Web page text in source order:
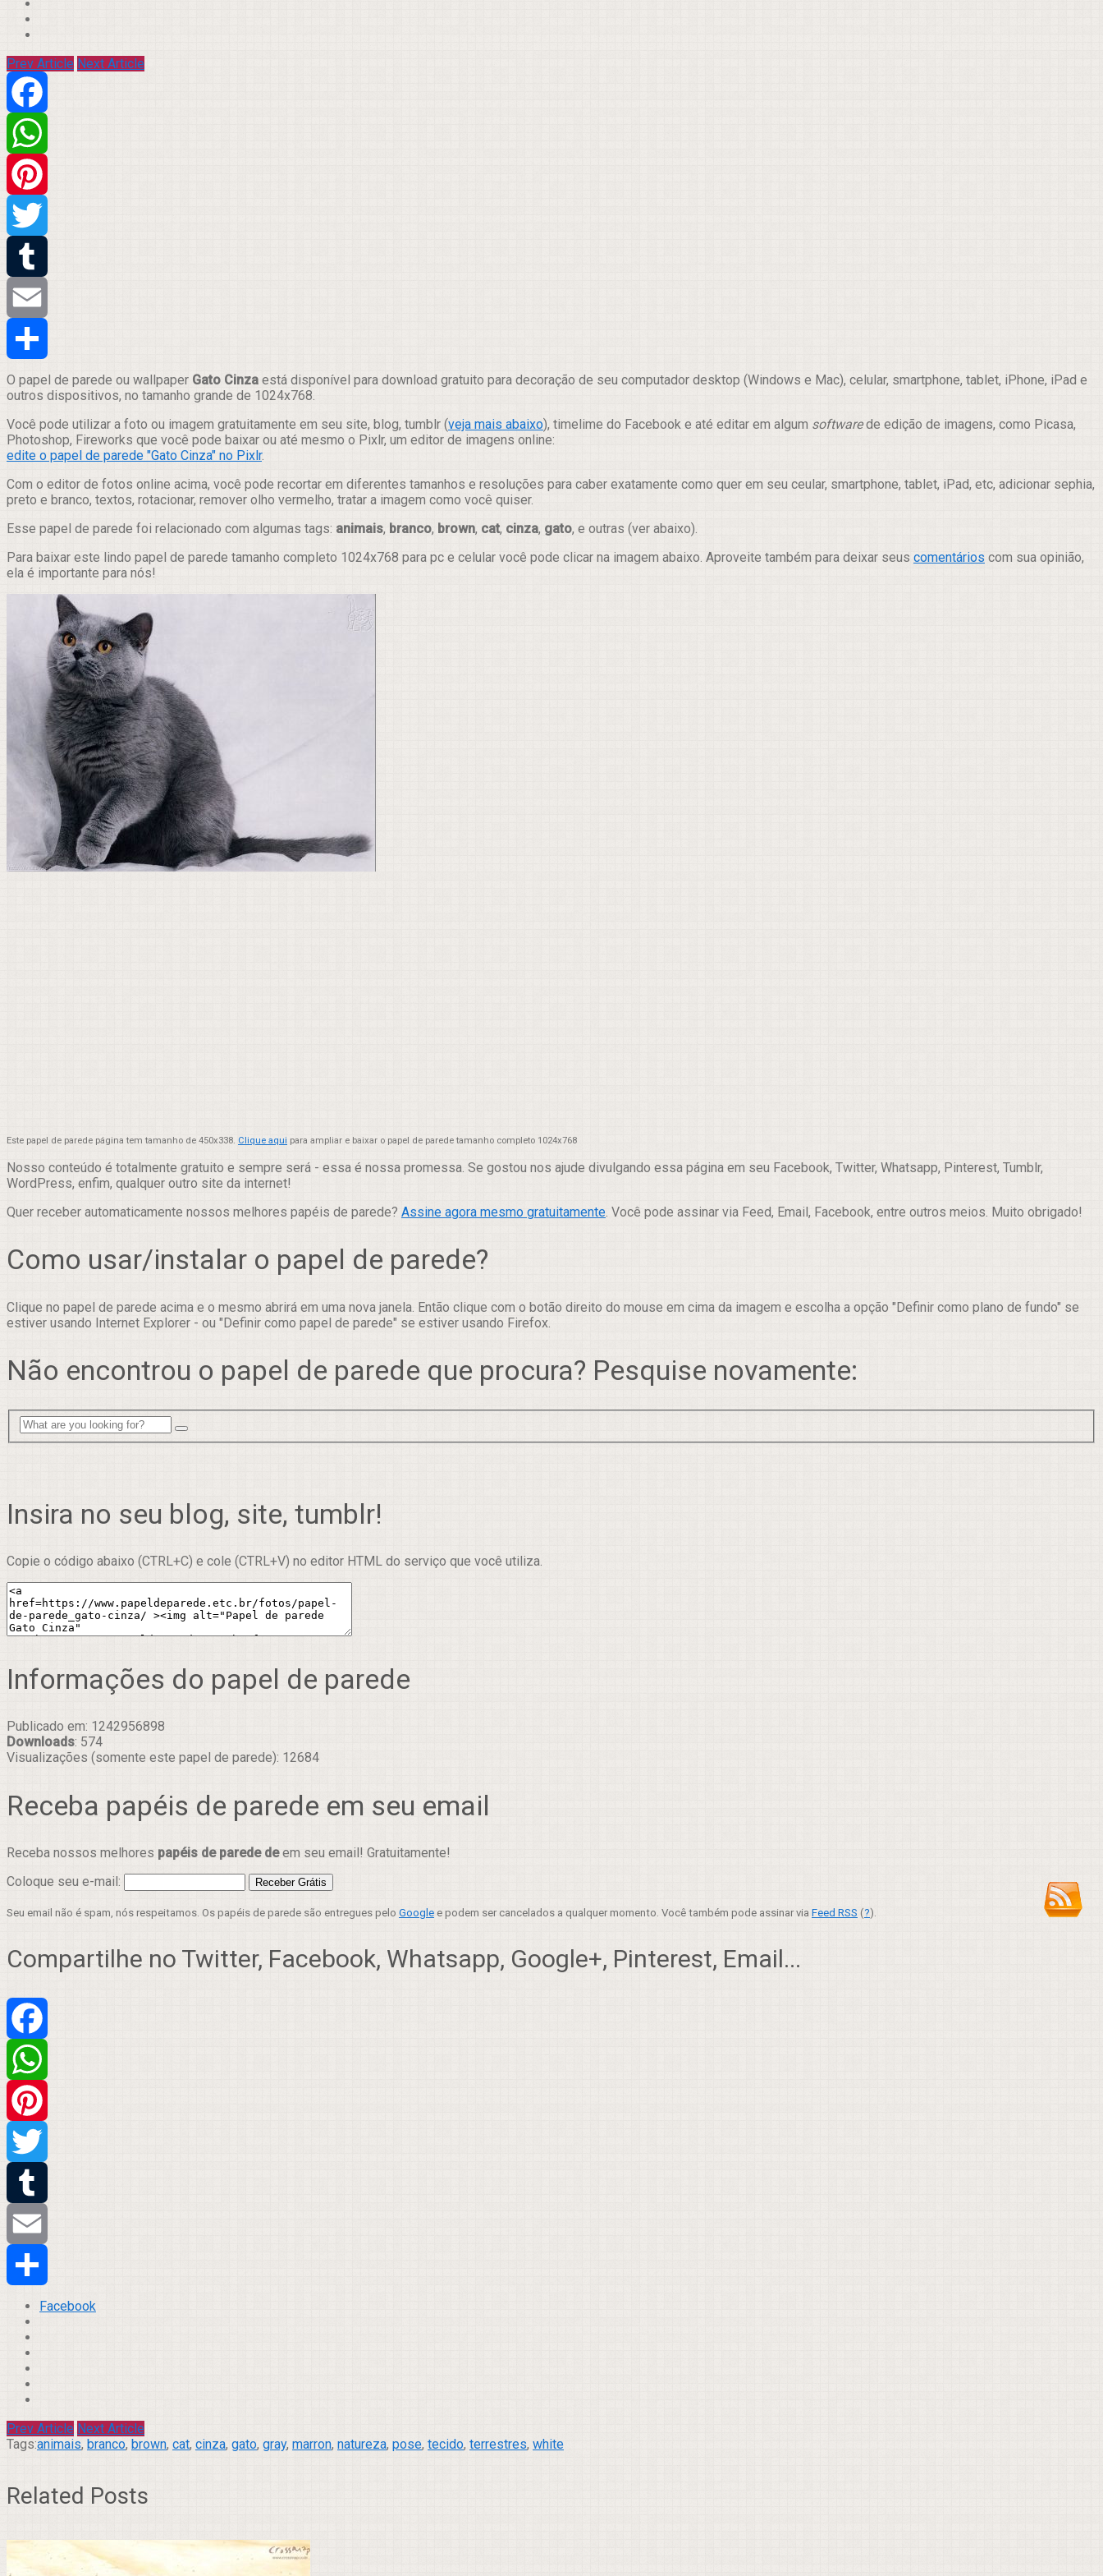
Prev Article Next Article
Facebook
WhatsApp
Pinterest
Twitter
Tumblr
Email
Compartilhar
O papel de parede ou wallpaper Gato Cinza está disponível para download gratuito para decoração de seu computador desktop (Windows e Mac), celular, smartphone, tablet, iPhone, iPad e
outros dispositivos, no tamanho grande de 1024x768.
Você pode utilizar a foto ou imagem gratuitamente em seu site, blog, tumblr (veja mais abaixo), timelime do Facebook e até editar em algum softwarede edição de imagens, como Picasa,
Photoshop, Fireworks que você pode baixar ou até mesmo o Pixlr, um editor de imagens online:
edite o papel de parede "Gato Cinza" no Pixlr.
Com o editor de fotos online acima, você pode recortar em diferentes tamanhos e resoluções para caber exatamente como quer em seu ceular, smartphone, tablet, iPad, etc, adicionar sephia,
preto e branco, textos, rotacionar, remover olho vermelho, tratar a imagem como você quiser.
Esse papel de parede foi relacionado com algumas tags: animais, branco, brown, cat, cinza, gato, e outras (ver abaixo).
Para baixar este lindo papel de parede tamanho completo 1024x768 para pc e celular você pode clicar na imagem abaixo. Aproveite também para deixar seus comentários com sua opinião,
ela é importante para nós!
Este papel de parede página tem tamanho de 450x338. Clique aqui para ampliar e baixar o papel de parede tamanho completo 1024x768
Nosso conteúdo é totalmente gratuito e sempre será - essa é nossa promessa. Se gostou nos ajude divulgando essa página em seu Facebook, Twitter, Whatsapp, Pinterest, Tumblr,
WordPress, enfim, qualquer outro site da internet!
Quer receber automaticamente nossos melhores papéis de parede? Assine agora mesmo gratuitamente. Você pode assinar via Feed, Email, Facebook, entre outros meios. Muito obrigado!
Como usar/instalar o papel de parede?
Clique no papel de parede acima e o mesmo abrirá em uma nova janela. Então clique com o botão direito do mouse em cima da imagem e escolha a opção "Definir como plano de fundo" se
estiver usando Internet Explorer - ou "Definir como papel de parede" se estiver usando Firefox.
Não encontrou o papel de parede que procura? Pesquise novamente:
Insira no seu blog, site, tumblr!
Copie o código abaixo (CTRL+C) e cole (CTRL+V) no editor HTML do serviço que você utiliza.
Informações do papel de parede
Publicado em: 1242956898
Downloads: 574
Visualizações (somente este papel de parede): 12684
Receba papéis de parede em seu email
Receba nossos melhores papéis de parede deem seu email! Gratuitamente!
Coloque seu e-mail:
Seu email não é spam, nós respeitamos. Os papéis de parede são entregues pelo Google e podem ser cancelados a qualquer momento. Você também pode assinar via Feed RSS (?).
Compartilhe no Twitter, Facebook, Whatsapp, Google+, Pinterest, Email...
Facebook
WhatsApp
Pinterest
Twitter
Tumblr
Email
Compartilhar
Facebook
Prev Article Next Article
Tags:animais, branco, brown, cat, cinza, gato, gray, marron, natureza, pose, tecido, terrestres, white
Related Posts